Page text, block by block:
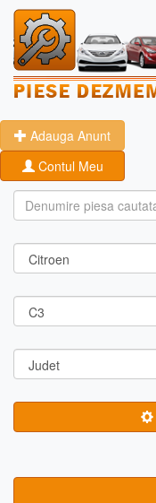
Adauga Anunt
Contul Meu